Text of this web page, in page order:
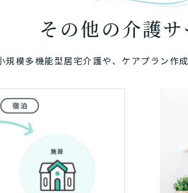
その他の介護サ
模多機能型居宅介護や、ケアプラン作